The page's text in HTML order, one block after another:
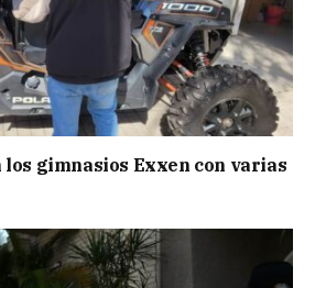
gimnasios Exxen con varias